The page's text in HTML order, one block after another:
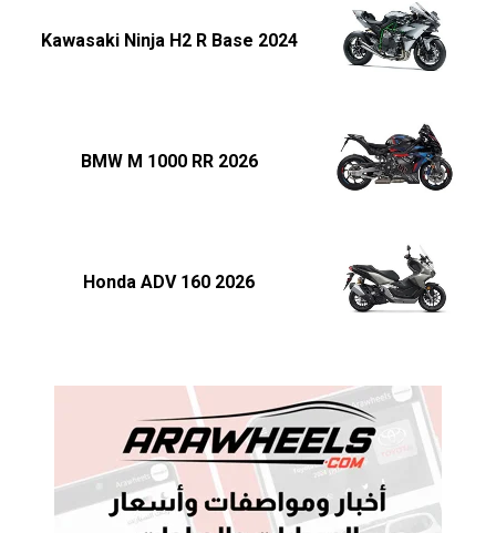
2024 Kawasaki Ninja H2 R Base
2026 BMW M 1000 RR
2026 Honda ADV 160